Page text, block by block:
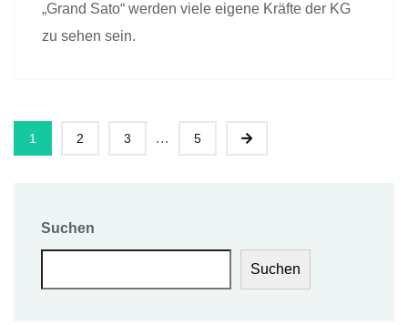
„Grand Sato“ werden viele eigene Kräfte der KG
zu sehen sein.
1 2 3 ... 5
Suchen
Suchen